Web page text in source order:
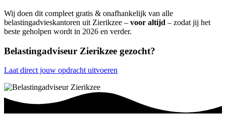
Wij doen dit compleet gratis & onafhankelijk van alle
belastingadvieskantoren uit Zierikzee – voor altijd – zodat jij het
beste geholpen wordt in 2026 en verder.
Belastingadviseur Zierikzee gezocht?
Laat direct jouw opdracht uitvoeren